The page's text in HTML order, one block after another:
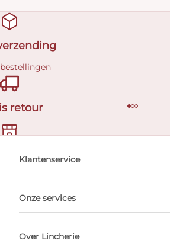
retour
afspraak
Klantenservice
Onze services
Over Lincherie